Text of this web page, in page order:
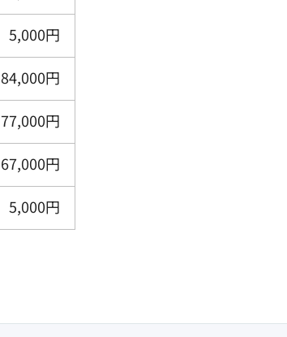
5,000円
84,000円
77,000円
67,000円
5,000円